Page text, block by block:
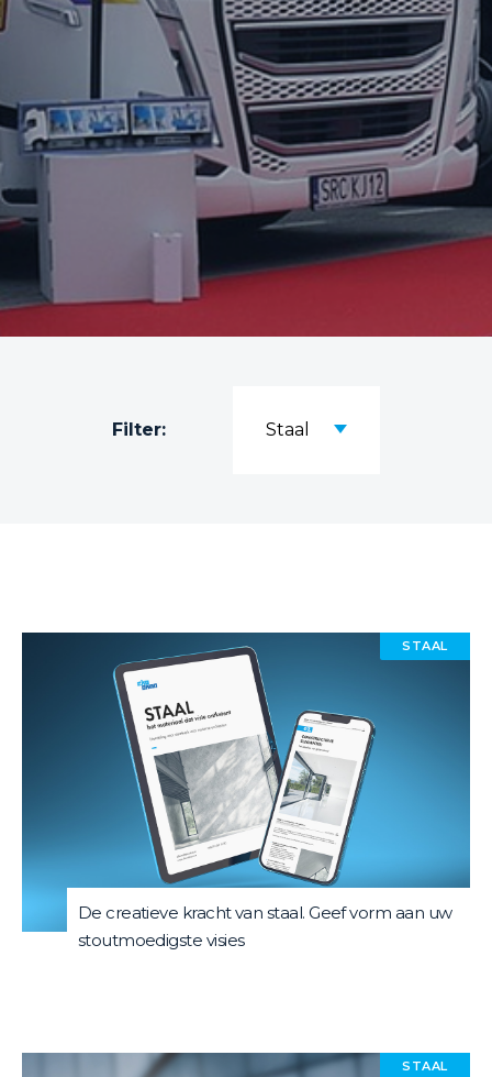
Filter: Staal
De creatieve kracht van staal. Geef vorm aan uw
stoutmoedigste visies
STAAL
STAAL